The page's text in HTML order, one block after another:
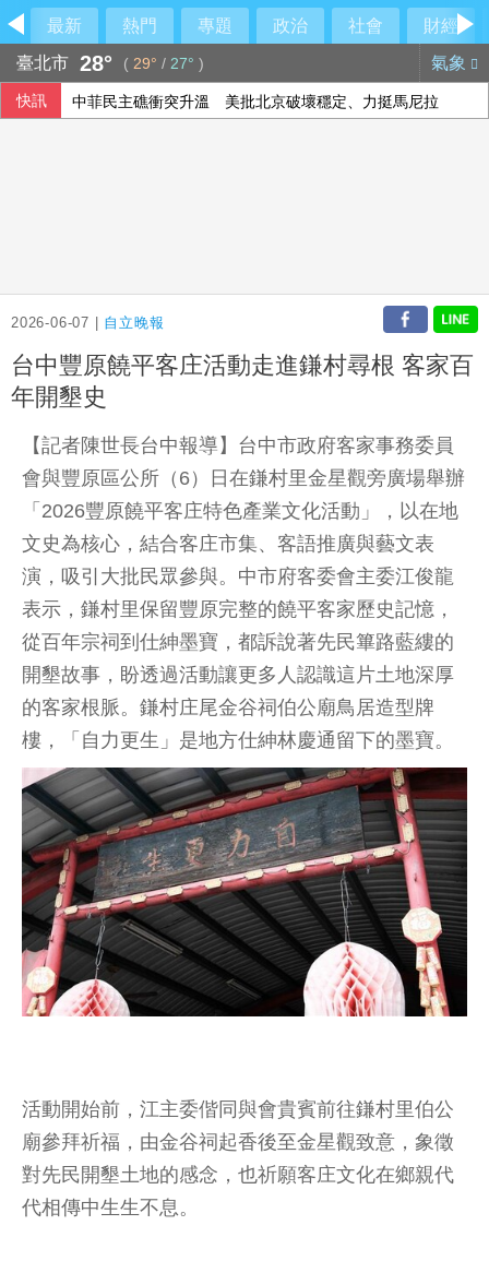
最新 熱門 專題 政治 社會
財經
臺北市 28° ( 29° / 27° ) 氣象
快訊 中菲民主礁衝突升溫 美批北京破壞穩定、力挺馬尼拉
2026-06-07 | 自立晚報
台中豐原饒平客庄活動走進鎌村尋根 客家百
年開墾史
【記者陳世長台中報導】台中市政府客家事務委員
會與豐原區公所（6）日在鎌村里金星觀旁廣場舉辦
「2026豐原饒平客庄特色產業文化活動」，以在地
文史為核心，結合客庄市集、客語推廣與藝文表
演，吸引大批民眾參與。中市府客委會主委江俊龍
表示，鎌村里保留豐原完整的饒平客家歷史記憶，
從百年宗祠到仕紳墨寶，都訴說著先民篳路藍縷的
開墾故事，盼透過活動讓更多人認識這片土地深厚
的客家根脈。鎌村庄尾金谷祠伯公廟鳥居造型牌
樓，「自力更生」是地方仕紳林慶通留下的墨寶。
活動開始前，江主委偕同與會貴賓前往鎌村里伯公
廟參拜祈福，由金谷祠起香後至金星觀致意，象徵
對先民開墾土地的感念，也祈願客庄文化在鄉親代
代相傳中生生不息。